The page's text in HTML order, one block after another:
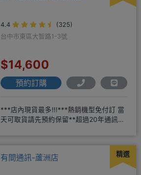
4.4
(325)
台中市東區大智路1-3號
$14,600
預約訂購
***店內現貨最多!!!***熱銷機型免付訂 當
天可取貨請先預約保留**超過20年通訊經
精選
有間通訊-蘆洲店